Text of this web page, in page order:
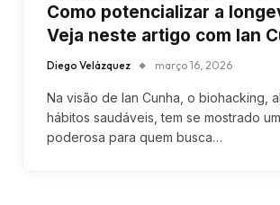
Como potencializar a
Veja neste artigo com Ian
Diego Velázquez março 16, 2026
Na visão de Ian Cunha, o biohacking,
hábitos saudáveis, tem se mostrado
poderosa para quem busca…